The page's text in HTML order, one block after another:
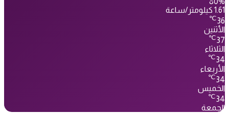
1.61 كيلومتر/ساعة
36
℃
الأثنين
37
℃
الثلاثاء
34
℃
الأربعاء
34
℃
الخميس
34
℃
الجمعة